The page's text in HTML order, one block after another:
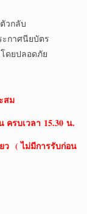
วกลับ
กาศนียบัตร
ดยปลอดภัย
สม
ครบเวลา 15.30 น.
ว ( ไม่มีการรับก่อน